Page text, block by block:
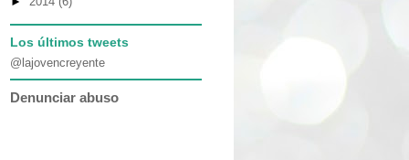
Los últimos tweets
@lajovencreyente
Denunciar abuso